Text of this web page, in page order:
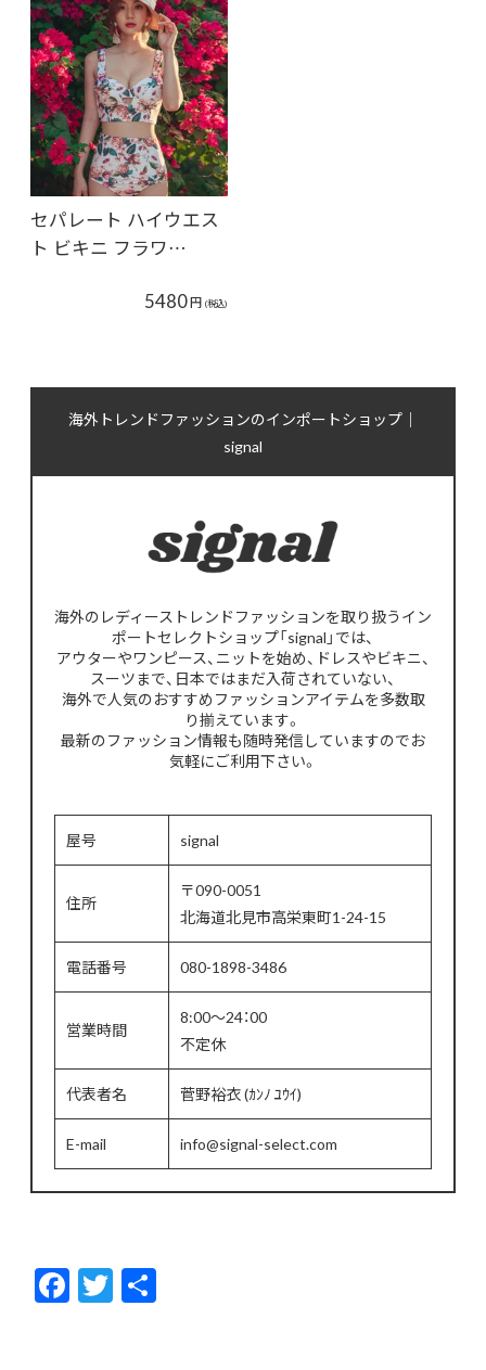
セパレート ハイウエス
ト ビキニ フラワ…
5480円 (税込)
海外トレンドファッションのインポートショップ｜
signal
海外のレディーストレンドファッションを取り扱うイン
ポートセレクトショップ「signal」では、
アウターやワンピース、ニットを始め、ドレスやビキニ、
スーツまで、日本ではまだ入荷されていない、
海外で人気のおすすめファッションアイテムを多数取
り揃えています。
最新のファッション情報も随時発信していますのでお
気軽にご利用下さい。
屋号 signal
住所
〒090-0051
北海道北見市高栄東町1-24-15
電話番号 080-1898-3486
営業時間
8:00～24：00
不定休
代表者名 菅野裕衣 (ｶﾝﾉ ﾕｳｲ)
E-mail info@signal-select.com
F
ac
T
w